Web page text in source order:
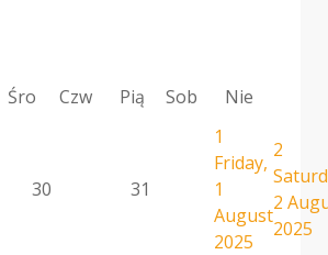
Śro Czw Pią Sob Nie
30 31
1
Friday,
1
August
2025
2
2
2025